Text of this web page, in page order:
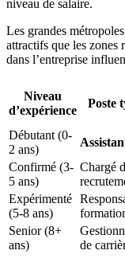
niveau de salaire.
Les grandes
attractifs que les
dans l’entreprise
Niveau
d’expérience
Poste
Débutant (0-
2 ans)
Confirmé (3-
5 ans)
Chargé
Expérimenté
(5-8 ans)
Senior (8+
ans)
de